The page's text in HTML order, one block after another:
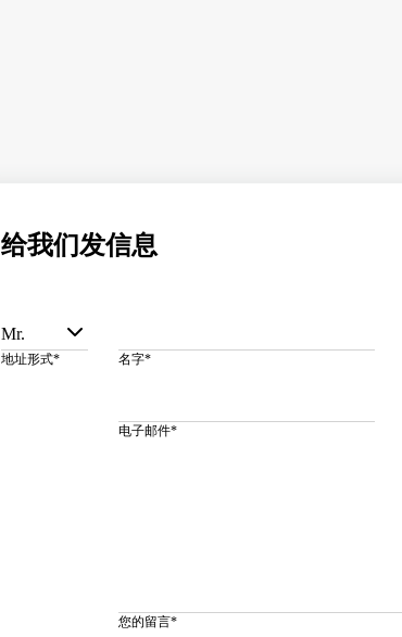
给我们发信息
Mr.
地址形式* 名字*
电子邮件*
您的留言*